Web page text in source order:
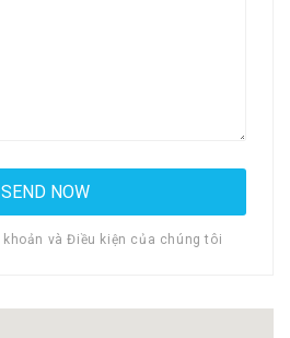
khoản và Điều kiện của chúng tôi